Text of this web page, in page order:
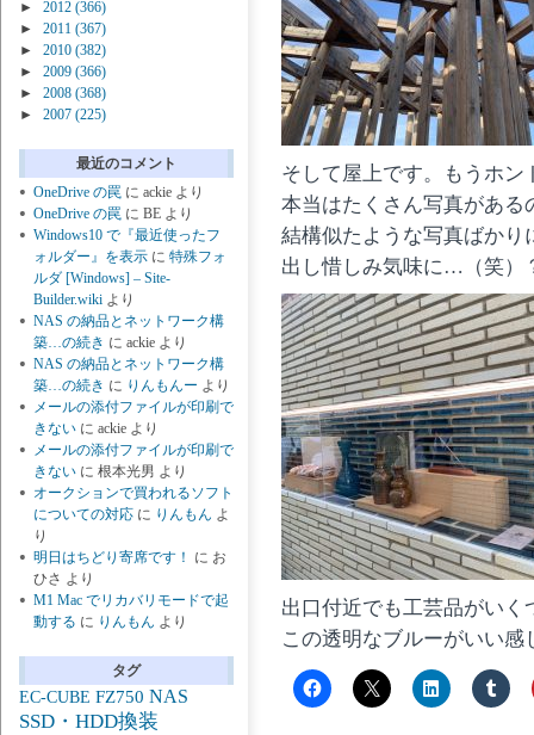
► 2012 (366)
►
2011 (367)
►
2010 (382)
►
2009 (366)
►
2008 (368)
►
2007 (225)
最近のコメント
OneDrive の罠 に ackie より
OneDrive の罠 に BE より
Windows10 で『最近使ったフ
ォルダー』を表示 に 特殊フォ
ルダ [Windows] – Site-
Builder.wiki より
NAS の納品とネットワーク構
築…の続き に ackie より
NAS の納品とネットワーク構
築…の続き に りんもんー より
メールの添付ファイルが印刷で
きない に ackie より
メールの添付ファイルが印刷で
きない に 根本光男 より
オークションで買われるソフト
についての対応 に りんもん よ
り
明日はちどり寄席です！
に お
ひさ より
M1 Mac でリカバリモードで起
動する に りんもん より
タグ
EC-CUBE FZ750 NAS
SSD・HDD換装
そして屋上です。もうホ
本当はたくさん写真がある
結構似たような写真ばかり
出し惜しみ気味に…（笑）
出口付近でも工芸品がい
この透明なブルーがいい感